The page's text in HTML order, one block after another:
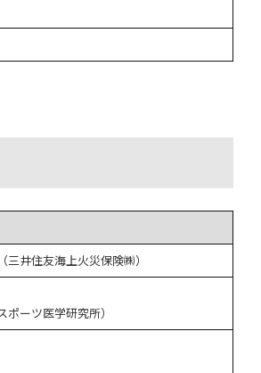
井住友海上火災保険㈱）
ポーツ医学研究所）